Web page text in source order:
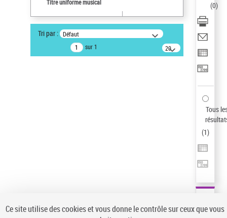
Type de notice d'autorité
Titre uniforme musical
Tri par : Défaut
sur 1
20
résultats/page
(0)
Tous
(1)
Ce site utilise des cookies et vous donne le contrôle sur ceux que vous